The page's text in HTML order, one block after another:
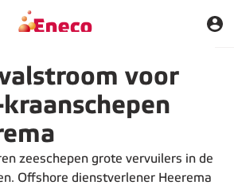
voor
zeeschepen grote vervuilers in de
Offshore dienstverlener Heerema